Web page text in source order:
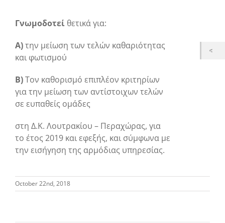
Γνωμοδοτεί θετικά για:
Α)την μείωση των τελών καθαριότητας
και φωτισμού
Β)Τον καθορισμό επιπλέον κριτηρίων
για την μείωση των αντίστοιχων τελών
σε ευπαθείς ομάδες
στη Δ.Κ. Λουτρακίου – Περαχώρας, για
το έτος 2019 και εφεξής, και σύμφωνα με
την εισήγηση της αρμόδιας υπηρεσίας.
October 22nd, 2018